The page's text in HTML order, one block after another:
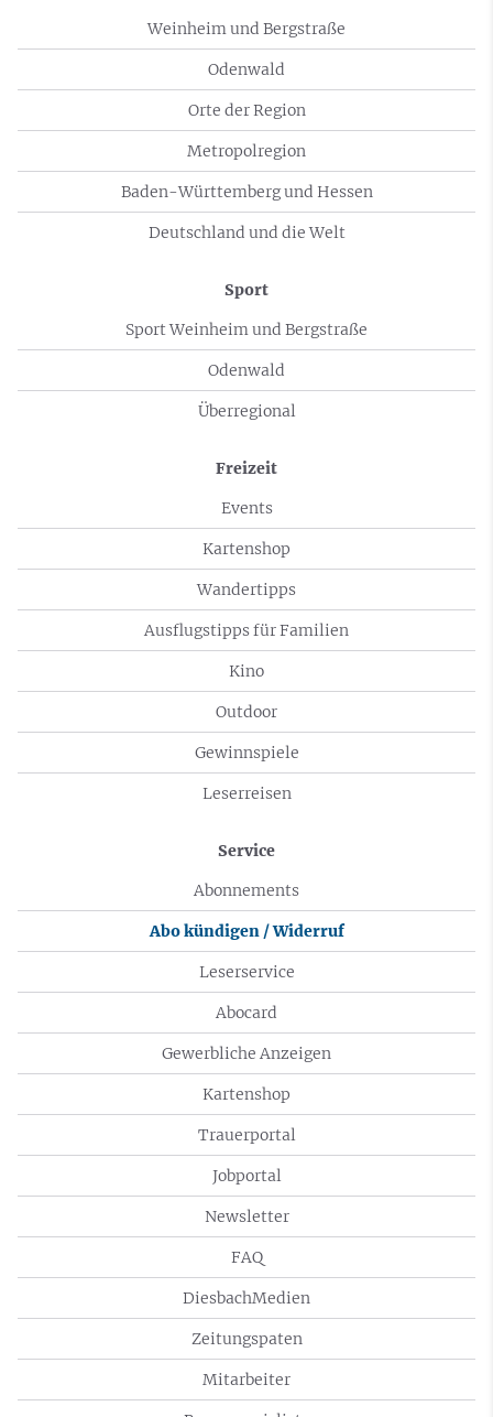
Weinheim und Bergstraße
Odenwald
Orte der Region
Metropolregion
Baden-Württemberg und Hessen
Deutschland und die Welt
Sport
Sport Weinheim und Bergstraße
Odenwald
Überregional
Freizeit
Events
Kartenshop
Wandertipps
Ausflugstipps für Familien
Kino
Outdoor
Gewinnspiele
Leserreisen
Service
Abonnements
Abo kündigen / Widerruf
Leserservice
Abocard
Gewerbliche Anzeigen
Kartenshop
Trauerportal
Jobportal
Newsletter
FAQ
DiesbachMedien
Zeitungspaten
Mitarbeiter